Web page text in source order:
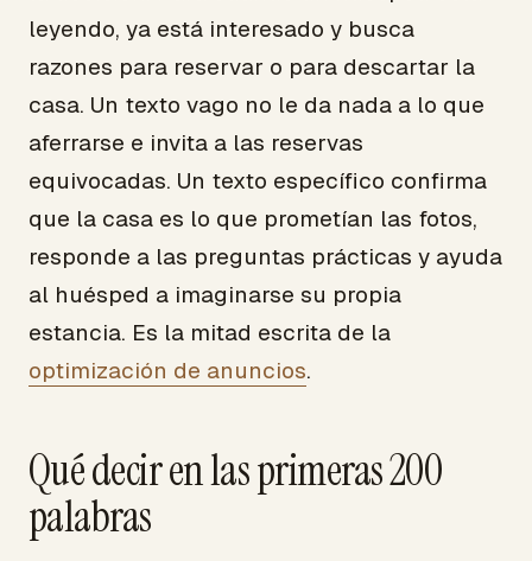
leyendo, ya está interesado y busca
razones para reservar o para descartar la
casa. Un texto vago no le da nada a lo que
aferrarse e invita a las reservas
equivocadas. Un texto específico confirma
que la casa es lo que prometían las fotos,
responde a las preguntas prácticas y ayuda
al huésped a imaginarse su propia
estancia. Es la mitad escrita de la
optimización de anuncios.
Qué decir en las primeras 200
palabras